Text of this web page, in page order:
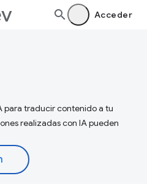
Acceder
para traducir contenido a tu
realizadas con IA pueden